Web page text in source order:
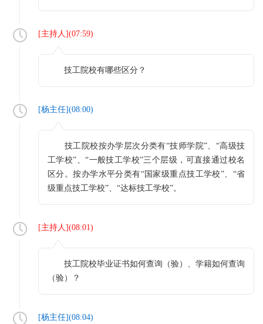
[主持人](07:59)
技工院校有哪些区分？
[杨主任](08:00)
技工院校按办学层次分类有“技师学院”、“高级技
工学校”、“一般技工学校”三个层级，可直接通过校名
区分。按办学水平分类有“国家级重点技工学校”、“省
级重点技工学校”、“达标技工学校”。
[主持人](08:01)
技工院校毕业证书如何查询（验）、学籍如何查询
（验）？
[杨主任](08:04)